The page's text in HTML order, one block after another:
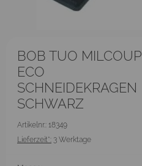
BOB TUO MILCOUP
ECO
SCHNEIDEKRAGEN
SCHWARZ
Artikelnr.: 18349
Lieferzeit*: 3 Werktage